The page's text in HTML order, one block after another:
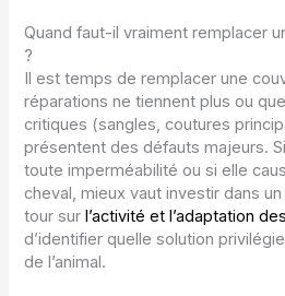
Quand faut-il vraiment remplacer
?
Il est temps de remplacer une
réparations ne tiennent plus ou
critiques (sangles, coutures
présentent des défauts majeurs.
toute imperméabilité ou si elle
cheval, mieux vaut investir dans
tour surl’activité et l’adaptation
d’identifier quelle solution
de l’animal.